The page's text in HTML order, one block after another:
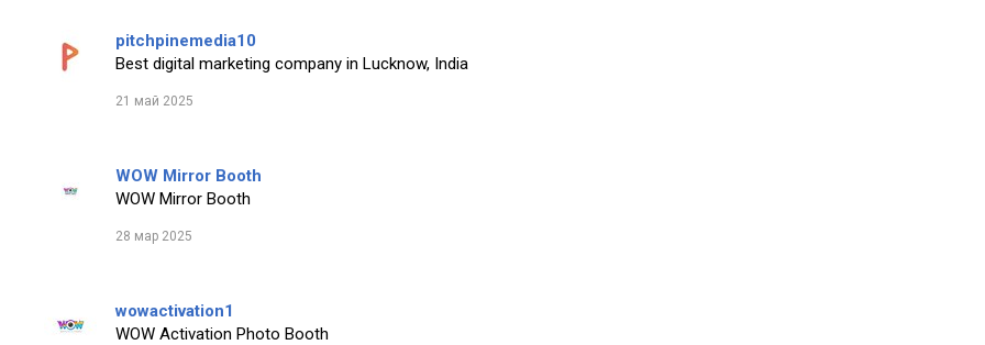
pitchpinemedia10
Best digital marketing company in Lucknow, India
21 май 2025
WOW Mirror Booth
WOW Mirror Booth
28 мар 2025
wowactivation1
WOW Activation Photo Booth